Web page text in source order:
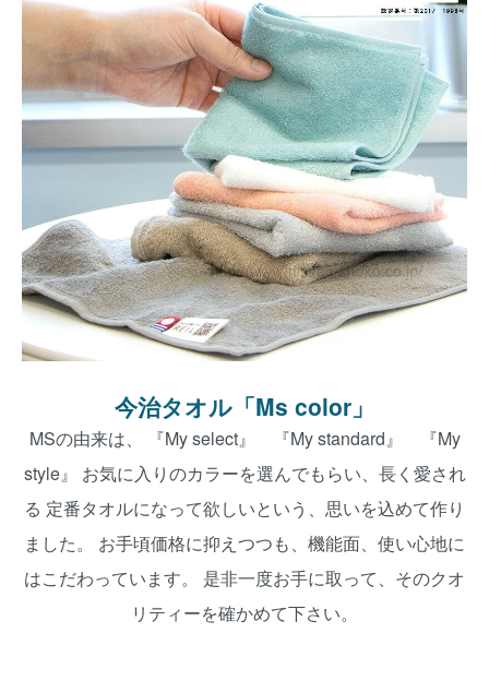
今治タオル「Ms color」
MSの由来は、 『My select』 『My standard』 『My
style』 お気に入りのカラーを選んでもらい、長く愛され
る 定番タオルになって欲しいという、思いを込めて作り
ました。 お手頃価格に抑えつつも、機能面、使い心地に
はこだわっています。 是非一度お手に取って、そのクオ
リティーを確かめて下さい。